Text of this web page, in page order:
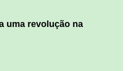
uma revolução na